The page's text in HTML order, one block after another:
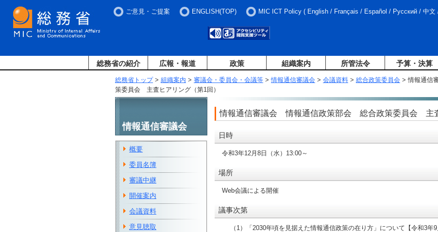
ご意見・ご提案 ENGLISH(TOP) MIC ICT Policy ( English / Français / Español / Русский / 中文
総務省の紹介 広報・報道 政策 組織案内 所管法令 予算・決算
総務省トップ> 組織案内 > 審議会・委員会・会議等 >情報通信審議会 > 会議資料 > 総合政策委員会 > 情報通信
策委員会 主査ヒアリング（第1回）
情報通信審議会 情報通信政策部会 総合政策委員会 主査
日時
令和3年12月8日（水）13:00～
場所
Web会議による開催
議事次第
（1）「2030年頃を見据えた情報通信政策の在り方」について【令和3
情報通信審議会
概要
委員名簿
審議中継
開催案内
会議資料
意見聴取